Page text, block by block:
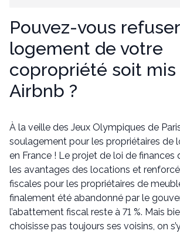
Pouvez-vous refuser
logement de votre
copropriété soit mis
Airbnb ?
À la veille des Jeux Olympiques de
soulagement pour les propriétaires de
en France ! Le projet de loi de finances
les avantages des locations et
fiscales pour les propriétaires de
finalement été abandonné par le
l’abattement fiscal reste à 71 %. Mais
choisisse pas toujours ses voisins, on